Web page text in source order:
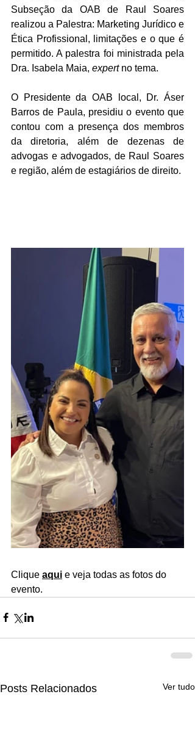
Subseção da OAB de Raul Soares
realizou a Palestra: Marketing Jurídico e
Ética Profissional, limitações e o que é
permitido. A palestra foi ministrada pela
Dra. Isabela Maia, expert no tema.
O Presidente da OAB local, Dr. Áser
Barros de Paula, presidiu o evento que
contou com a presença dos membros
da diretoria, além de dezenas de
advogas e advogados, de Raul Soares
e região, além de estagiários de direito.
Clique aqui e veja todas as fotos do
evento.
Posts Relacionados Ver tudo